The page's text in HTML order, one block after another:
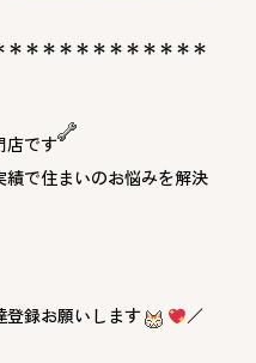
＊＊＊＊＊＊＊＊＊＊＊
店です
で住まいのお悩みを解決
登録お願いします ／